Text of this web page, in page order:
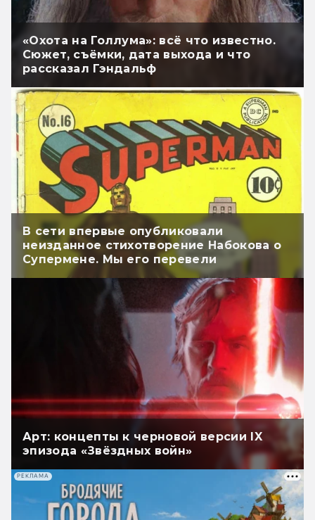
«Охота на Голлума»: всё что известно.
Сюжет, съёмки, дата выхода и что
рассказал Гэндальф
В сети впервые опубликовали
неизданное стихотворение Набокова о
Супермене. Мы его перевели
Арт: концепты к черновой версии IX
эпизода «Звёздных войн»
РЕКЛАМА